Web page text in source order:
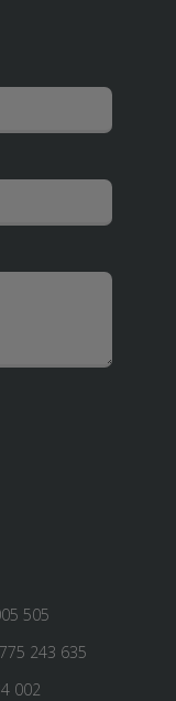
505
243 635
002